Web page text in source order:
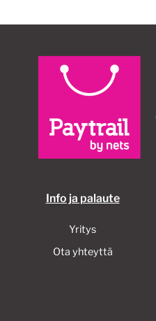
Info ja palaute
Yritys
Ota yhteyttä